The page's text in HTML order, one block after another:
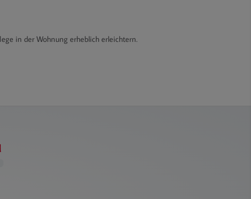
in der Wohnung erheblich erleichtern.